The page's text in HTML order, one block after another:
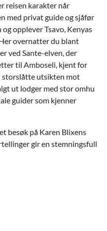
reisen karakter når
med privat guide og sjåfør
opplever Tsavo, Kenyas
overnatter du blant
ved Sante-elven, der
til Amboseli, kjent for
storslåtte utsikten mot
ut lodger med stor omhu
guider som kjenner
besøk på Karen Blixens
gir en stemningsfull